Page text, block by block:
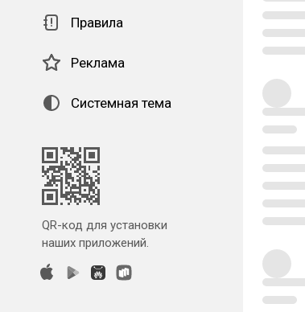
Правила
Реклама
Системная тема
QR-код для установки
наших приложений.